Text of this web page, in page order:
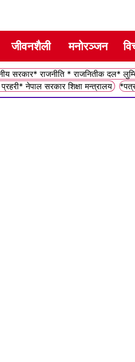
जीवनशैली मनोरञ्जन
सरकार* राजनीति * राजनितीक दल*
नेपाल सरकार शिक्षा मन्त्रालय